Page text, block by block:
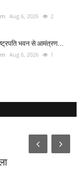
Aug 6, 2026 2
भवन से आमंत्रण...
Aug 6, 2026 1